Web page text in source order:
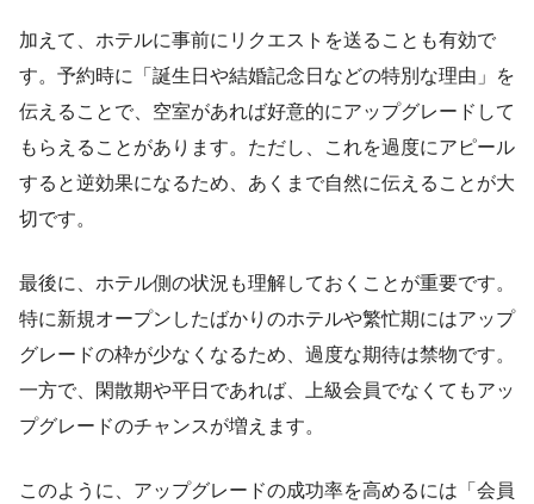
加えて、ホテルに事前にリクエストを送ることも有効で
す。予約時に「誕生日や結婚記念日などの特別な理由」を
伝えることで、空室があれば好意的にアップグレードして
もらえることがあります。ただし、これを過度にアピール
すると逆効果になるため、あくまで自然に伝えることが大
切です。
最後に、ホテル側の状況も理解しておくことが重要です。
特に新規オープンしたばかりのホテルや繁忙期にはアップ
グレードの枠が少なくなるため、過度な期待は禁物です。
一方で、閑散期や平日であれば、上級会員でなくてもアッ
プグレードのチャンスが増えます。
このように、アップグレードの成功率を高めるには「会員